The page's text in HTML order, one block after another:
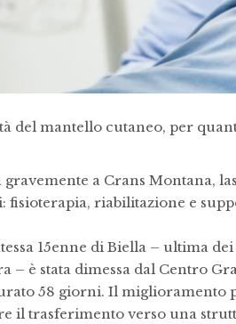
del mantello cutaneo, per
gravemente a Crans Montana,
fisioterapia, riabilitazione e
15enne di Biella – ultima
– è stata dimessa dal Centro
58 giorni. Il miglioramento
il trasferimento verso una